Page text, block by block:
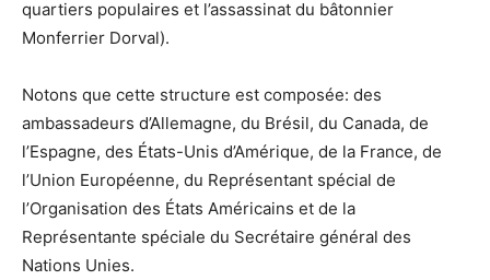
quartiers populaires et l’assassinat du bâtonnier
Monferrier Dorval).
Notons que cette structure est composée: des
ambassadeurs d’Allemagne, du Brésil, du Canada, de
l’Espagne, des États-Unis d’Amérique, de la France, de
l’Union Européenne, du Représentant spécial de
l’Organisation des États Américains et de la
Représentante spéciale du Secrétaire général des
Nations Unies.